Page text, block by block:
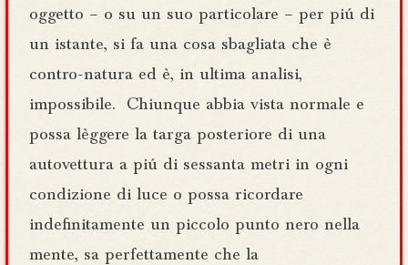
oggetto – o su un suo particolare – per piú di
un istante, si fa una cosa sbagliata che è
contro-natura ed è, in ultima analisi,
impossibile. Chiunque abbia vista normale e
possa lèggere la targa posteriore di una
autovettura a piú di sessanta metri in ogni
condizione di luce o possa ricordare
indefinitamente un piccolo punto nero nella
mente, sa perfettamente che la